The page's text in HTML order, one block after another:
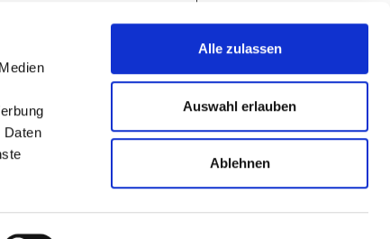
Daten
Alle zulassen
Auswahl erlauben
Ablehnen
Cookies.
Cookie
Cookie
HTML Local